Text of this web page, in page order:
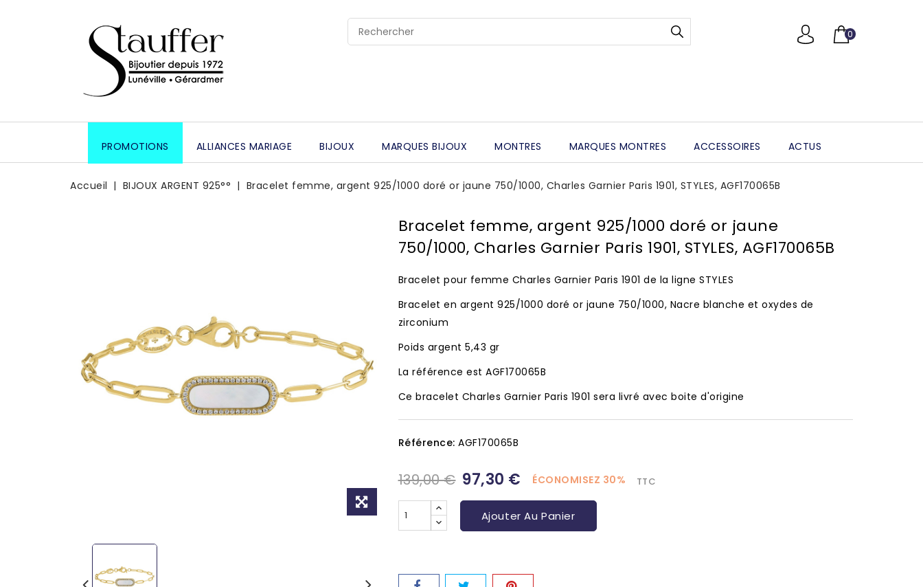
0
PROMOTIONS ALLIANCES MARIAGE BIJOUX MARQUES BIJOUX MONTRES MARQUES MONTRES ACCESSOIRES ACTUS
Accueil BIJOUX ARGENT 925°° Bracelet femme, argent 925/1000 doré or jaune 750/1000, Charles Garnier Paris 1901, STYLES, AGF170065B
Bracelet femme, argent 925/1000 doré or jaune
750/1000, Charles Garnier Paris 1901, STYLES, AGF170065B
Bracelet pour femme Charles Garnier Paris 1901 de la ligne STYLES
Bracelet en argent 925/1000 doré or jaune 750/1000, Nacre blanche et oxydes de
zirconium
Poids argent 5,43 gr
La référence est AGF170065B
Ce bracelet Charles Garnier Paris 1901 sera livré avec boite d'origine
Référence: AGF170065B
139,00 € 97,30 € ÉCONOMISEZ 30% TTC
Ajouter Au Panier